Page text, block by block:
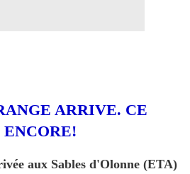
ARRIVE. CE
aux Sables d'Olonne (ETA)